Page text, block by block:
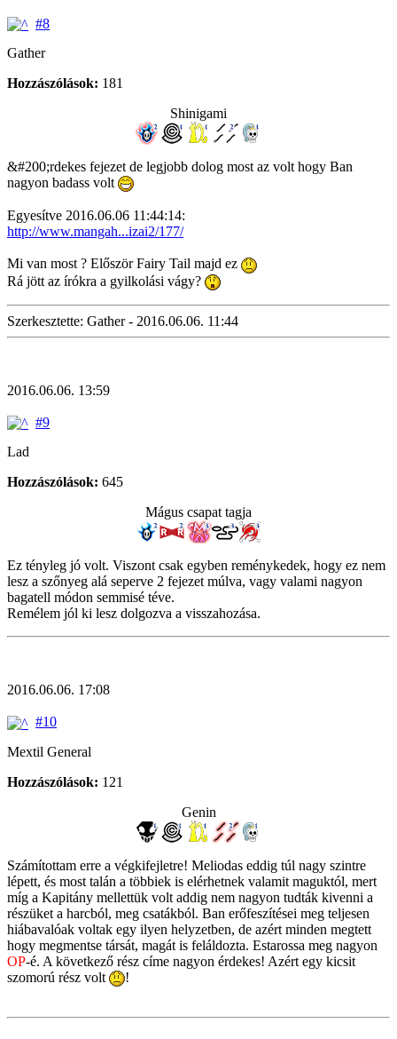
#8
Gather
Hozzászólások: 181
Shinigami
&#200;rdekes fejezet de legjobb dolog most az volt hogy Ban
nagyon badass volt
Egyesítve 2016.06.06 11:44:14:
http://www.mangah...izai2/177/
Mi van most ? Először Fairy Tail majd ez
Rá jött az írókra a gyilkolási vágy?
Szerkesztette: Gather - 2016.06.06. 11:44
2016.06.06. 13:59
#9
Lad
Hozzászólások: 645
Mágus csapat tagja
Ez tényleg jó volt. Viszont csak egyben reménykedek, hogy ez nem
lesz a szőnyeg alá seperve 2 fejezet múlva, vagy valami nagyon
bagatell módon semmisé téve.
Remélem jól ki lesz dolgozva a visszahozása.
2016.06.06. 17:08
#10
Mextil General
Hozzászólások: 121
Genin
Számítottam erre a végkifejletre! Meliodas eddig túl nagy szintre
lépett, és most talán a többiek is elérhetnek valamit maguktól, mert
míg a Kapitány mellettük volt addig nem nagyon tudták kivenni a
részüket a harcból, meg csatákból. Ban erőfeszítései meg teljesen
hiábavalóak voltak egy ilyen helyzetben, de azért minden megtett
hogy megmentse társát, magát is feláldozta. Estarossa meg nagyon
OP-é. A következő rész címe nagyon érdekes! Azért egy kicsit
szomorú rész volt
!